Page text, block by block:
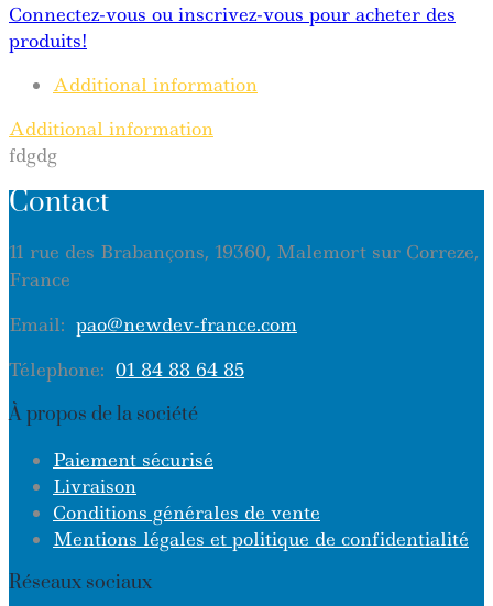
Connectez-vous ou inscrivez-vous pour acheter des
produits!
Additional information
Additional information
fdgdg
Contact
11 rue des Brabançons, 19360, Malemort sur Correze,
France
Email: pao@newdev-france.com
Télephone: 01 84 88 64 85
À propos de la société
Paiement sécurisé
Livraison
Conditions générales de vente
Mentions légales et politique de confidentialité
Réseaux sociaux